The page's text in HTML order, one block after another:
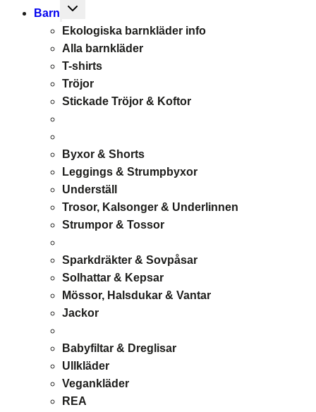
Barn
Toggle
menu
Ekologiska barnkläder info
Alla barnkläder
T-shirts
Tröjor
Stickade Tröjor & Koftor
Byxor & Shorts
Leggings & Strumpbyxor
Underställ
Trosor, Kalsonger & Underlinnen
Strumpor & Tossor
Sparkdräkter & Sovpåsar
Solhattar & Kepsar
Mössor, Halsdukar & Vantar
Jackor
Babyfiltar & Dreglisar
Ullkläder
Vegankläder
REA